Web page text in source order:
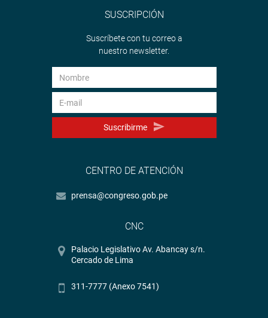
SUSCRIPCIÓN
Suscríbete con tu correo a
nuestro newsletter.
Suscribirme
CENTRO DE ATENCIÓN
prensa@congreso.gob.pe
CNC
Palacio Legislativo Av. Abancay s/n.
Cercado de Lima
311-7777 (Anexo 7541)